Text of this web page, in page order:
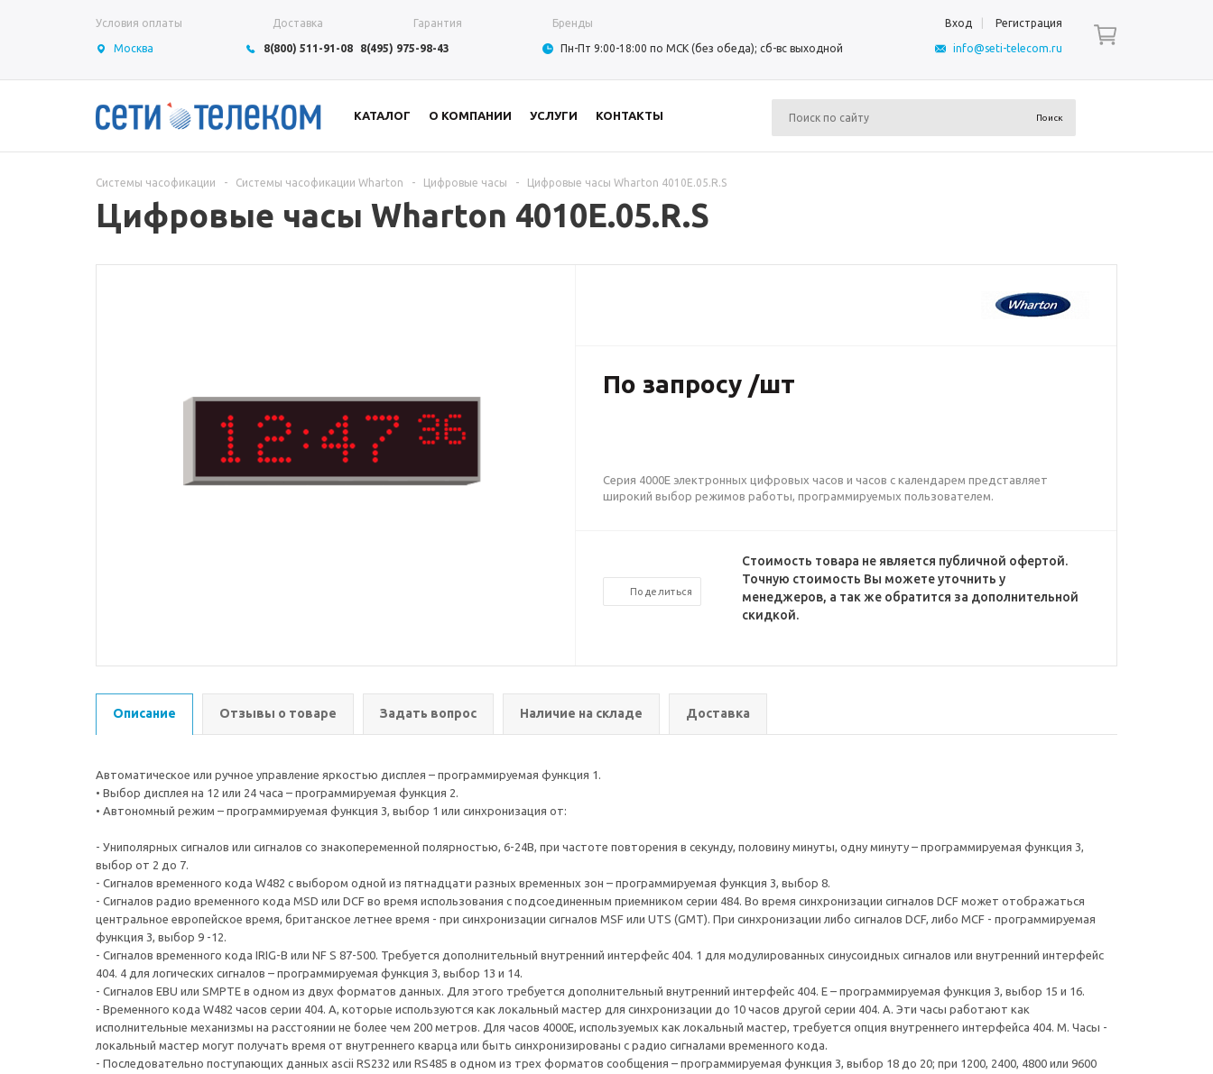
Условия оплаты Доставка Гарантия Бренды Вход Регистрация
Москва 8(800) 511-91-08 8(495) 975-98-43 Пн-Пт 9:00-18:00 по МСК (без обеда); сб-вс выходной info@seti-telecom.ru
КАТАЛОГ О КОМПАНИИ УСЛУГИ КОНТАКТЫ
Системы часофикации - Системы часофикации Wharton - Цифровые часы - Цифровые часы Wharton 4010E.05.R.S
Цифровые часы Wharton 4010E.05.R.S
По запросу /шт
Серия 4000E электронных цифровых часов и часов с календарем представляет
широкий выбор режимов работы, программируемых пользователем.
Поделиться
Стоимость товара не является публичной офертой.
Точную стоимость Вы можете уточнить у
менеджеров, а так же обратится за дополнительной
скидкой.
Описание Отзывы о товаре Задать вопрос Наличие на складе Доставка
Автоматическое или ручное управление яркостью дисплея – программируемая функция 1.
• Выбор дисплея на 12 или 24 часа – программируемая функция 2.
• Автономный режим – программируемая функция 3, выбор 1 или синхронизация от:
- Униполярных сигналов или сигналов со знакопеременной полярностью, 6-24В, при частоте повторения в секунду, половину минуты, одну минуту – программируемая функция 3,
выбор от 2 до 7.
- Сигналов временного кода W482 с выбором одной из пятнадцати разных временных зон – программируемая функция 3, выбор 8.
- Сигналов радио временного кода MSD или DCF во время использования с подсоединенным приемником серии 484. Во время синхронизации сигналов DCF может отображаться
центральное европейское время, британское летнее время - при синхронизации сигналов MSF или UTS (GMT). При синхронизации либо сигналов DCF, либо MCF - программируемая
функция 3, выбор 9 -12.
- Сигналов временного кода IRIG-B или NF S 87-500. Требуется дополнительный внутренний интерфейс 404. 1 для модулированных синусоидных сигналов или внутренний интерфейс
404. 4 для логических сигналов – программируемая функция 3, выбор 13 и 14.
- Сигналов EBU или SMPTE в одном из двух форматов данных. Для этого требуется дополнительный внутренний интерфейс 404. Е – программируемая функция 3, выбор 15 и 16.
- Временного кода W482 часов серии 404. А, которые используются как локальный мастер для синхронизации до 10 часов другой серии 404. А. Эти часы работают как
исполнительные механизмы на расстоянии не более чем 200 метров. Для часов 4000E, используемых как локальный мастер, требуется опция внутреннего интерфейса 404. М. Часы -
локальный мастер могут получать время от внутреннего кварца или быть синхронизированы с радио сигналами временного кода.
- Последовательно поступающих данных ascii RS232 или RS485 в одном из трех форматов сообщения – программируемая функция 3, выбор 18 до 20; при 1200, 2400, 4800 или 9600